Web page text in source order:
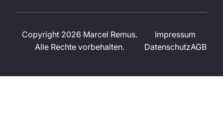
Copyright 2026 Marcel Remus.
Alle Rechte vorbehalten.
Impressum
DatenschutzAGB